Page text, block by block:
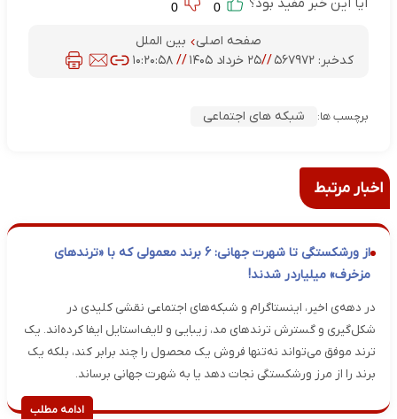
آیا این خبر مفید بود؟
صفحه اصلی
بین الملل
کدخبر:۵۶۷۹۷۲ //۲۵ خرداد ۱۴۰۵ //۱۰:۲۰:۵۸
برچسب ها: شبکه های اجتماعی
اخبار مرتبط
از ورشکستگی تا شهرت جهانی: ۶ برند معمولی که با «ترندهای
مزخرف» میلیاردر شدند!
در دهه‌ی اخیر، اینستاگرام و شبکه‌های اجتماعی نقشی کلیدی در
شکل‌گیری و گسترش ترندهای مد، زیبایی و لایف‌استایل ایفا کرده‌اند. یک
ترند موفق می‌تواند نه‌تنها فروش یک محصول را چند برابر کند، بلکه یک
برند را از مرز ورشکستگی نجات دهد یا به شهرت جهانی برساند.
ادامه مطلب